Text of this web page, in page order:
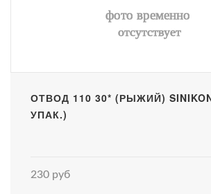
ОТВОД 110 30* (РЫЖИЙ)
УПАК.)
230 руб